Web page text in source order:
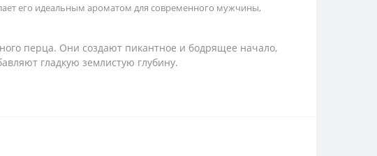
его идеальным ароматом для современного мужчины,
перца. Они создают пикантное и бодрящее начало,
гладкую землистую глубину.